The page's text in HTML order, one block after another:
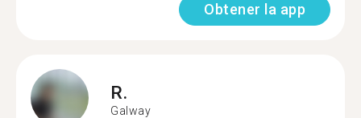
Obtener la app
R.
Galway